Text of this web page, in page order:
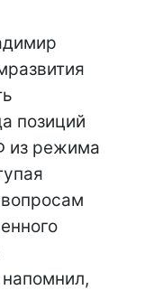
позиций
из режима